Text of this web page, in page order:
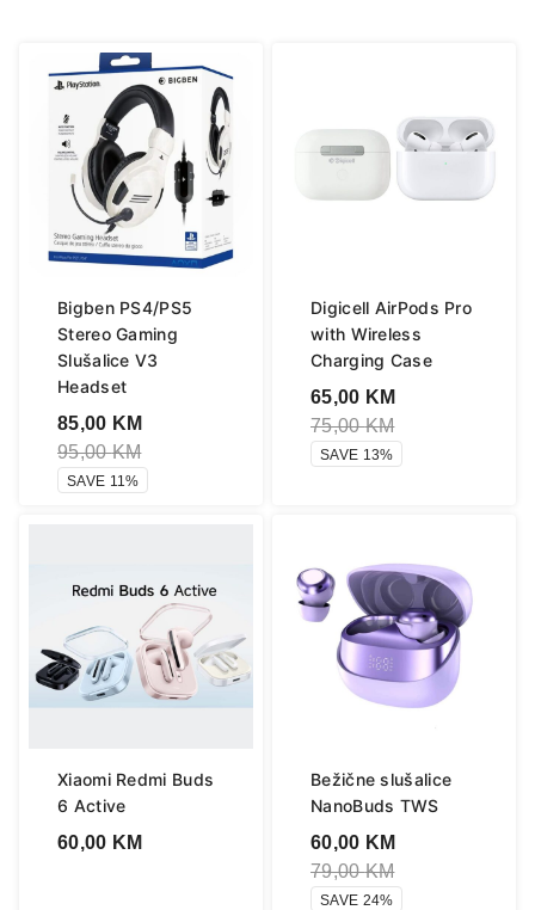
Bigben PS4/PS5
Stereo Gaming
Slušalice V3
Headset
85,00 KM
95,00KM
SAVE 11%
Digicell AirPods Pro
with Wireless
Charging Case
65,00 KM
75,00KM
SAVE 13%
Xiaomi Redmi Buds
6 Active
60,00 KM
Bežične slušalice
NanoBuds TWS
60,00 KM
79,00KM
SAVE 24%